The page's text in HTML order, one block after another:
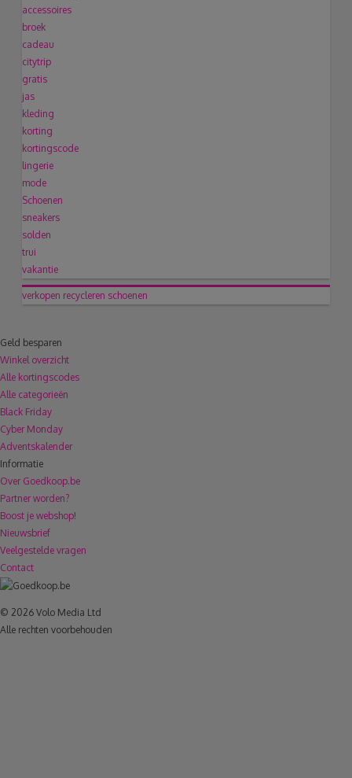
accessoires
broek
cadeau
citytrip
gratis
jas
kleding
korting
kortingscode
lingerie
mode
Schoenen
sneakers
solden
trui
vakantie
verkopen recycleren schoenen
Geld besparen
Winkel overzicht
Alle kortingscodes
Alle categorieën
Black Friday
Cyber Monday
Adventskalender
Informatie
Over Goedkoop.be
Partner worden?
Boost je webshop!
Nieuwsbrief
Veelgestelde vragen
Contact
© 2026 Volo Media Ltd
Alle rechten voorbehouden